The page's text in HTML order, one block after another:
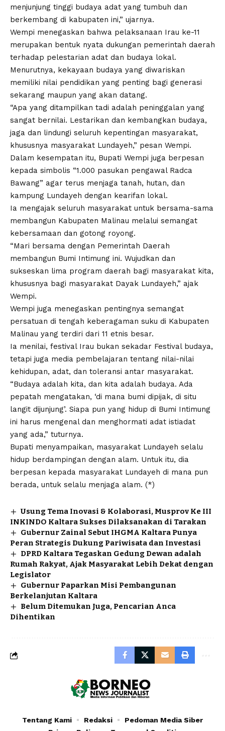
menjunjung tinggi budaya adat yang tumbuh dan
berkembang di kabupaten ini,” ujarnya.
Wempi menegaskan bahwa pelaksanaan Irau ke-11
merupakan bentuk nyata dukungan pemerintah daerah
terhadap pelestarian adat dan budaya lokal.
Menurutnya, kekayaan budaya yang diwariskan
memiliki nilai pendidikan yang penting bagi generasi
sekarang maupun yang akan datang.
“Apa yang ditampilkan tadi adalah peninggalan yang
sangat bernilai. Lestarikan dan kembangkan budaya,
jaga dan lindungi seluruh kepentingan masyarakat,
khususnya masyarakat Lundayeh,” pesan Wempi.
Dalam kesempatan itu, Bupati Wempi juga berpesan
kepada simbolis “1.000 pasukan pengawal Radca
Bawang” agar terus menjaga tanah, hutan, dan
kampung Lundayeh dengan kearifan lokal.
Ia mengajak seluruh masyarakat untuk bersama-sama
membangun Kabupaten Malinau melalui semangat
kebersamaan dan gotong royong.
“Mari bersama dengan Pemerintah Daerah
membangun Bumi Intimung ini. Wujudkan dan
sukseskan lima program daerah bagi masyarakat kita,
khususnya bagi masyarakat Dayak Lundayeh,” ajak
Wempi.
Wempi juga menegaskan pentingnya semangat
persatuan di tengah keberagaman suku di Kabupaten
Malinau yang terdiri dari 11 etnis besar.
Ia menilai, festival Irau bukan sekadar Festival budaya,
tetapi juga media pembelajaran tentang nilai-nilai
kehidupan, adat, dan toleransi antar masyarakat.
“Budaya adalah kita, dan kita adalah budaya. Ada
pepatah mengatakan, ‘di mana bumi dipijak, di situ
langit dijunjung’. Siapa pun yang hidup di Bumi Intimung
ini harus mengenal dan menghormati adat istiadat
yang ada,” tuturnya.
Bupati menyampaikan, masyarakat Lundayeh selalu
hidup berdampingan dengan alam. Untuk itu, dia
berpesan kepada masyarakat Lundayeh di mana pun
berada, untuk selalu menjaga alam. (*)
Usung Tema Inovasi & Kolaborasi, Musprov Ke III
INKINDO Kaltara Sukses Dilaksanakan di Tarakan
Gubernur Zainal Sebut IHGMA Kaltara Punya
Peran Strategis Dukung Pariwisata dan Investasi
DPRD Kaltara Tegaskan Gedung Dewan adalah
Rumah Rakyat, Ajak Masyarakat Lebih Dekat dengan
Legislator
Gubernur Paparkan Misi Pembangunan
Berkelanjutan Kaltara
Belum Ditemukan Juga, Pencarian Anca
Dihentikan
Tentang Kami Redaksi
Pedoman Media Siber